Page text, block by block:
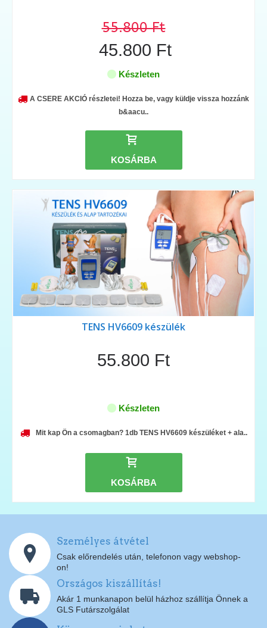
55.800 Ft
45.800 Ft
Készleten
A CSERE AKCIÓ részletei! Hozza be, vagy küldje vissza hozzánk
b&aacu..
KOSÁRBA
TENS HV6609 készülék
55.800 Ft
Készleten
Mit kap Ön a csomagban? 1db TENS HV6609 készüléket + ala..
KOSÁRBA
Személyes átvétel
Csak előrendelés után, telefonon vagy webshop-
on!
Országos kiszállítás!
Akár 1 munkanapon belül házhoz szállítja Önnek a
GLS Futárszolgálat